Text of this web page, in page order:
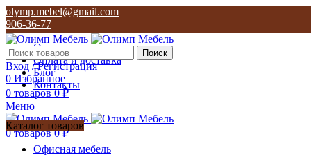
olymp.mebel@gmail.com
906-36-77
О нас
Оплата и доставка
Блог
Контакты
Поиск
Вход / Регистрация
0 Избранное
0 товаров 0₽
Меню
0товаров 0₽
Каталог товаров
Офисная мебель